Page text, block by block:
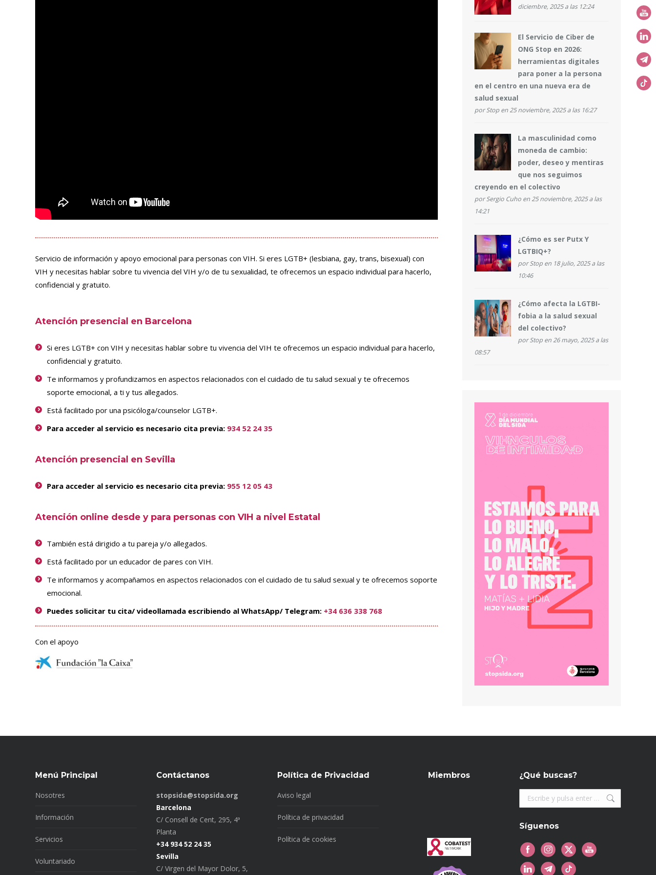
Servicio de información y apoyo emocional para personas con VIH. Si eres LGTB+ (lesbiana, gay, trans, bisexual) con
VIH y necesitas hablar sobre tu vivencia del VIH y/o de tu sexualidad, te ofrecemos un espacio individual para hacerlo,
confidencial y gratuito.
Atención presencial en Barcelona
Si eres LGTB+ con VIH y necesitas hablar sobre tu vivencia del VIH te ofrecemos un espacio individual para hacerlo,
confidencial y gratuito.
Te informamos y profundizamos en aspectos relacionados con el cuidado de tu salud sexual y te ofrecemos
soporte emocional, a ti y tus allegados.
Está facilitado por una psicóloga/counselor LGTB+.
Para acceder al servicio es necesario cita previa: 934 52 24 35
Atención presencial en Sevilla
Para acceder al servicio es necesario cita previa: 955 12 05 43
Atención online desde y para personas con VIH a nivel Estatal
También está dirigido a tu pareja y/o allegados.
Está facilitado por un educador de pares con VIH.
Te informamos y acompañamos en aspectos relacionados con el cuidado de tu salud sexual y te ofrecemos soporte
emocional.
Puedes solicitar tu cita/ videollamada escribiendo al WhatsApp/ Telegram: +34 636 338 768
Con el apoyo
diciembre, 2025 a las 12:24
El Servicio de Ciber de
ONG Stop en 2026:
herramientas digitales
para poner a la persona
en el centro en una nueva era de
salud sexual
porStopen 25 noviembre, 2025 a las 16:27
La masculinidad como
moneda de cambio:
poder, deseo y mentiras
que nos seguimos
creyendo en el colectivo
porSergio Cuhoen 25 noviembre, 2025 a las
14:21
¿Cómo es ser Putx Y
LGTBIQ+?
porStopen 18 julio, 2025 a las
10:46
¿Cómo afecta la LGTBI-
fobia a la salud sexual
del colectivo?
porStopen 26 mayo, 2025 a las
08:57
Menú Principal
Nosotres
Información
Servicios
Voluntariado
Contáctanos
stopsida@stopsida.org
Barcelona
C/ Consell de Cent, 295, 4ª
Planta
+34 934 52 24 35
Sevilla
C/ Virgen del Mayor Dolor, 5,
Política de Privacidad
Aviso legal
Política de privacidad
Política de cookies
Miembros ¿Qué buscas?
Buscar:
Síguenos